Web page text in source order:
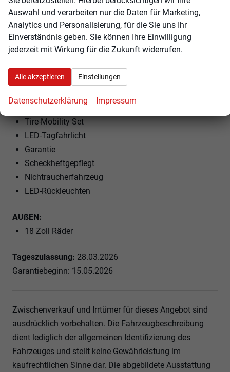
Lenkradheizung
EXTRAS:
Dachreling
Perleffekt
Partikelfilter
Tire-Mobility Set
LED-Tagfahrlicht
Garantie
Scheckheftgepflegt
Nichtraucherfahrzeug
LED-Rückleuchten
AUßEN:
18 Zoll Räder
Tageszulassung: 28.03.2026
Garantiebeginn: 15.05.2026
Zwischenverkauf und Irrtümer für dieses Angebot sind
ausdrücklich vorbehalten. Die Fahrzeugbeschreibung
dient lediglich der allgemeinen Identifizierung des
Fahrzeuges und stellt keine Gewährleistung im
kaufrechtlichen Sinne dar. Die abgebildete Ausstattung
Auswahl und verarbeiten nur die Daten für Marketing,
Analytics und Personalisierung, für die Sie uns Ihr
Einverständnis geben. Sie können Ihre Einwilligung
jederzeit mit Wirkung für die Zukunft widerrufen.
Alle akzeptieren Einstellungen
Datenschutzerklärung Impressum